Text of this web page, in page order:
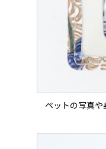
ペットの写真や